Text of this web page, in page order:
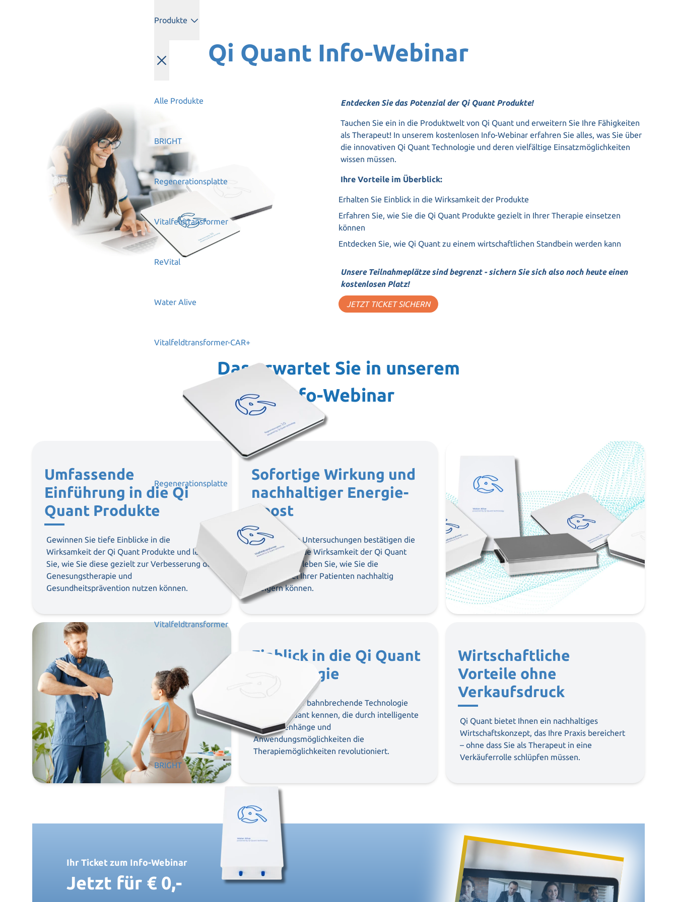
Produkte
Alle Produkte
BRIGHT
Regenerationsplatte
Vitalfeldtransformer
ReVital
Water Alive
Vitalfeldtransformer-CAR+
Regenerationsplatte
Vitalfeldtransformer
BRIGHT
Qi Quant Info-Webinar
Entdecken Sie das Potenzial der Qi Quant Produkte!
Tauchen Sie ein in die Produktwelt von Qi Quant und erweitern Sie Ihre Fähigkeiten
als Therapeut! In unserem kostenlosen Info-Webinar erfahren Sie alles, was Sie über
die innovativen Qi Quant Technologie und deren vielfältige Einsatzmöglichkeiten
wissen müssen.
Ihre Vorteile im Überblick:
Erhalten Sie Einblick in die Wirksamkeit der Produkte
Erfahren Sie, wie Sie die Qi Quant Produkte gezielt in Ihrer Therapie einsetzen
können
Entdecken Sie, wie Qi Quant zu einem wirtschaftlichen Standbein werden kann
Unsere Teilnahmeplätze sind begrenzt - sichern Sie sich also noch heute einen
kostenlosen Platz!
JETZT TICKET SICHERN
Das erwartet Sie in unserem
Info-Webinar
Umfassende
Einführung in die Qi
Quant Produkte
Gewinnen Sie tiefe Einblicke in die
Wirksamkeit der Qi Quant Produkte und lernen
Sie, wie Sie diese gezielt zur Verbesserung der
Genesungstherapie und
Gesundheitsprävention nutzen können.
Sofortige Wirkung und
nachhaltiger Energie-
Boost
Medizinische Untersuchungen bestätigen die
beeindruckende Wirksamkeit der Qi Quant
Produkte – erleben Sie, wie Sie die
Energielevel Ihrer Patienten nachhaltig
steigern können.
Einblick in die Qi Quant
Technologie
Lernen Sie die bahnbrechende Technologie
hinter Qi Quant kennen, die durch intelligente
Zusammenhänge und
Anwendungsmöglichkeiten die
Therapiemöglichkeiten revolutioniert.
Wirtschaftliche
Vorteile ohne
Verkaufsdruck
Qi Quant bietet Ihnen ein nachhaltiges
Wirtschaftskonzept, das Ihre Praxis bereichert
– ohne dass Sie als Therapeut in eine
Verkäuferrolle schlüpfen müssen.
Ihr Ticket zum Info-Webinar
Jetzt für € 0,-